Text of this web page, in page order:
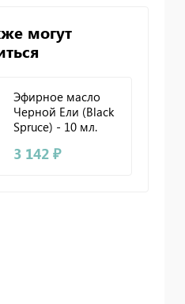
могут
Эфирное масло
Черной Ели (Black
Spruce) - 10 мл.
Sens
3 142 ₽